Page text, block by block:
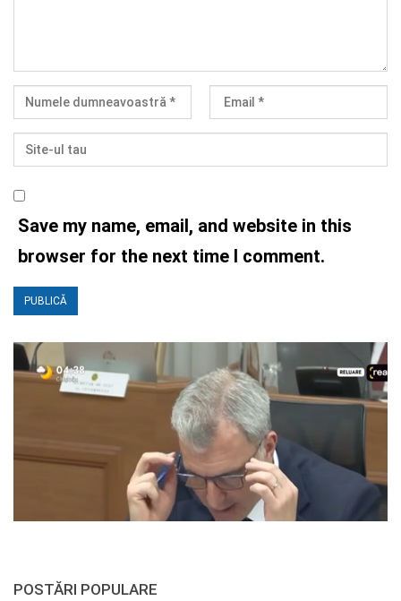
Save my name, email, and website in this
browser for the next time I comment.
POSTĂRI POPULARE